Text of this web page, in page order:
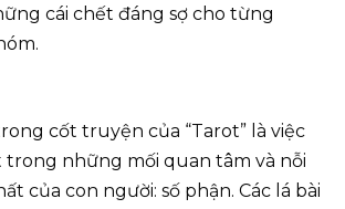
cái chết đáng sợ cho từng
cốt truyện của “Tarot” là việc
trong những mối quan tâm và nỗi
của con người: số phận. Các lá bài